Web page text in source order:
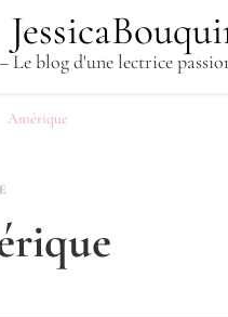
– Le blog d'une lectrice
Amérique